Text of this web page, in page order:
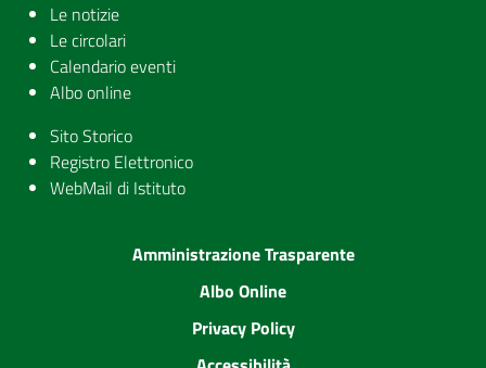
Le notizie
Le circolari
Calendario eventi
Albo online
Sito Storico
Registro Elettronico
WebMail di Istituto
Amministrazione Trasparente
Albo Online
Privacy Policy